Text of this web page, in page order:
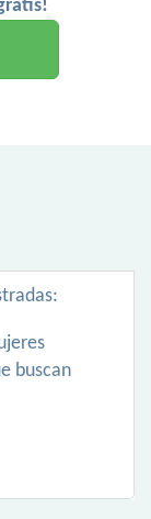
buscan